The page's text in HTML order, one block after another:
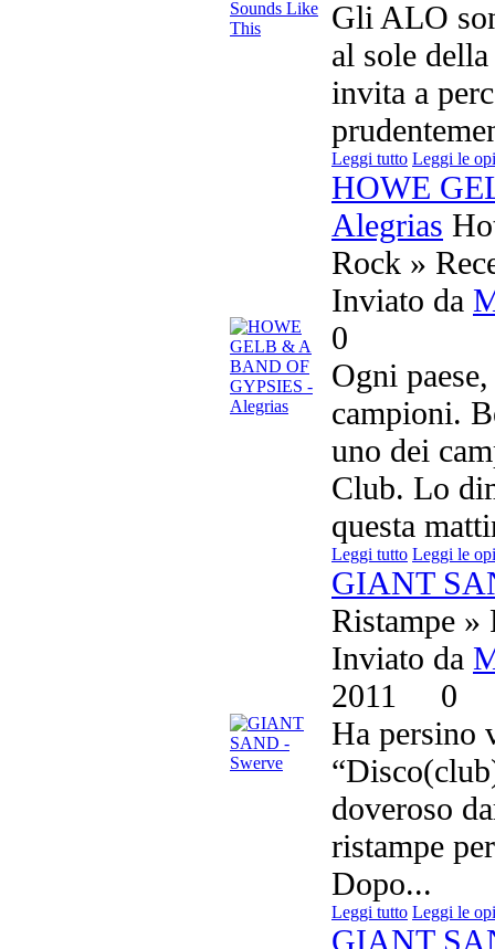
Gli ALO
al sole
invita a
Leggi tutto Leggi le
HOWE
Alegrias
Rock »
Inviato da
0
Ogni
campioni.
uno dei
Club. Lo
questa
Leggi tutto Leggi le
GIANT
Ristampe »
Inviato da
2011 0
Ha persino
doveroso
ristampe
Dopo...
Leggi tutto Leggi le
GIANT